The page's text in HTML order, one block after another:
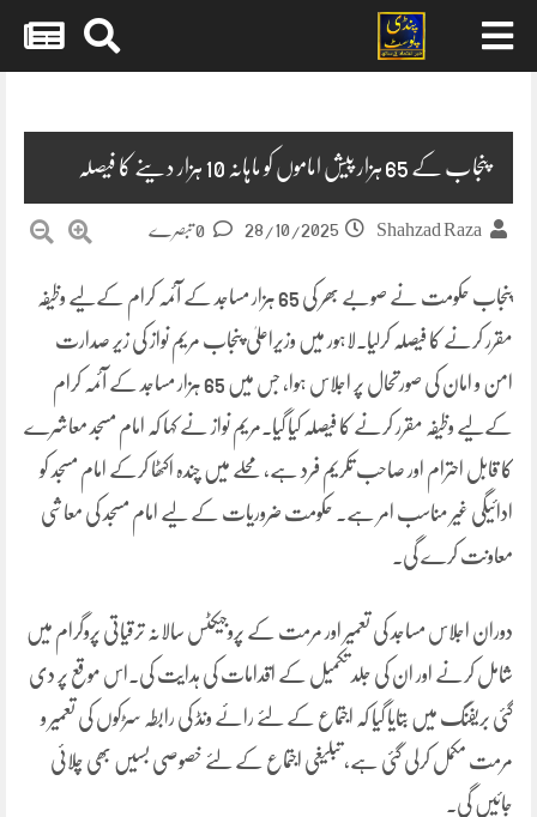
پنجاب کے 65 ہزار پیش اماموں کو ماہانہ 10 ہزار دینے کا فیصلہ
Shahzad Raza
28/10/2025
پنجاب حکومت نے صوبے بھر کی 65 ہزار مساجد کے آئمہ کرام کےلیے وظیفہ
مقرر کرنے کا فیصلہ کرلیا۔لاہور میں وزیراعلیٰ پنجاب مریم نواز کی زیر صدارت
امن و امان کی صورتحال پر اجلاس ہوا، جس میں 65 ہزار مساجد کے آئمہ کرام
کےلیے وظیفہ مقرر کرنے کا فیصلہ کیا گیا۔مریم نواز نے کہا کہ امام مسجد معاشرے
کا قابل احترام اور صاحب تکریم فرد ہے، محلے میں چندہ اکٹھا کرکے امام مسجد کو
ادائیگی غیر مناسب امر ہے۔ حکومت ضروریات کے لیے امام مسجد کی معاشی
معاونت کرے گی۔
دوران اجلاس مساجد کی تعمیر اور مرمت کے پروجیکٹس سالانہ ترقیاتی پروگرام میں
شامل کرنے اور ان کی جلد تکمیل کے اقدامات کی ہدایت کی۔اس موقع پر دی
گئی بریفنگ میں بتایا گیا کہ اجتماع کے لئے رائے ونڈ کی رابطہ سڑکوں کی تعمیر و
مرمت مکمل کرلی گئی ہے، تبلیغی اجتماع کے لئے خصوصی بسیں بھی چلائی
جائیں گی۔